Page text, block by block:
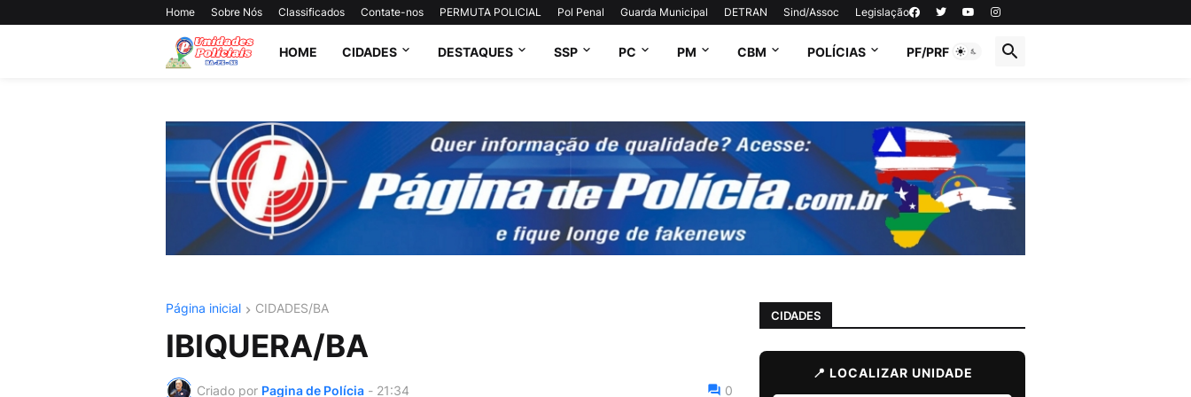
Home Sobre Nós Classificados Contate-nos PERMUTA POLICIAL Pol Penal Guarda Municipal DETRAN Sind/Assoc Legislação
HOME CIDADES DESTAQUES SSP PC PM CBM POLÍCIAS PF/PRF
Página inicial CIDADES/BA
IBIQUERA/BA
Criado por Pagina de Polícia - 21:34 0
CIDADES
📍 LOCALIZAR UNIDADE